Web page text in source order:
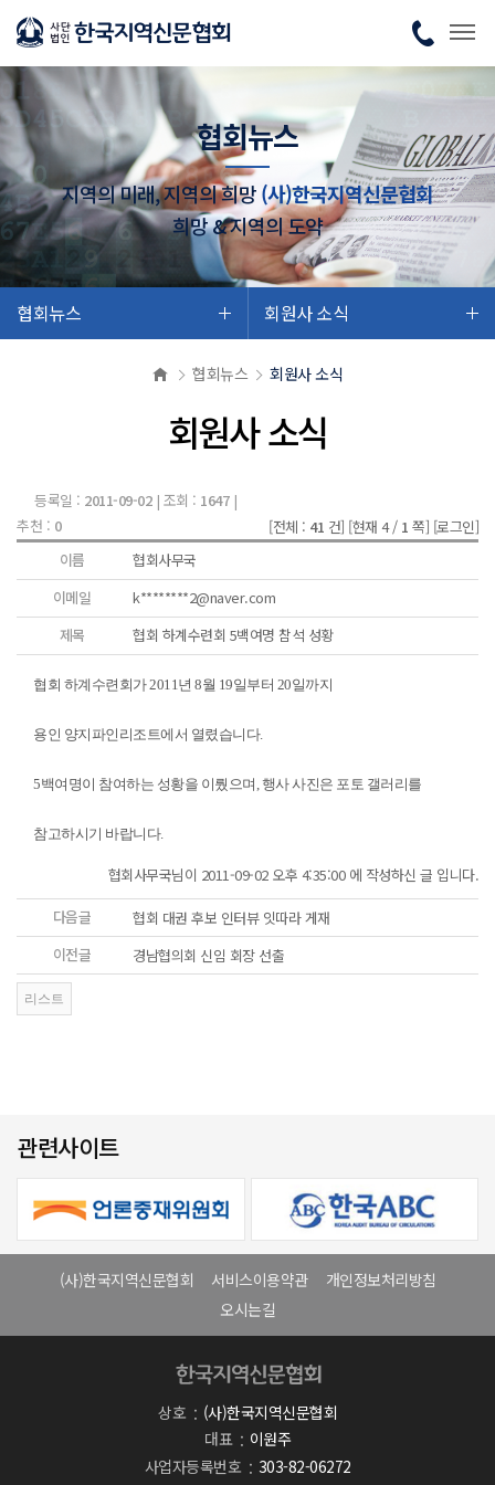
협회뉴스
지역의 미래, 지역의 희망(사)한국지역신문협회
희망 & 지역의 도약
협회뉴스 회원사 소식
협회뉴스 회원사 소식
회원사 소식
등록일 : 2011-09-02| 조회 : 1647|
추천 : 0 [전체 : 41 건] [현재 4 / 1 쪽] [로그인]
이름
협회사무국
이메일
k********2@naver.com
제목
협회 하계수련회 5백여명 참석 성황
협회 하계수련회가 2011년 8월 19일부터 20일까지
용인 양지파인리조트에서 열렸습니다.
5백여명이 참여하는 성황을 이뤘으며, 행사 사진은 포토 갤러리를
참고하시기 바랍니다.
협회사무국님이 2011-09-02 오후 4:35:00 에 작성하신 글 입니다.
다음글
협회 대권 후보 인터뷰 잇따라 게재
이전글
경남협의회 신임 회장 선출
관련사이트
(사)한국지역신문협회 서비스이용약관
개인정보처리방침
오시는길
상호
(사)한국지역신문협회
대표
이원주
사업자등록번호
303-82-06272